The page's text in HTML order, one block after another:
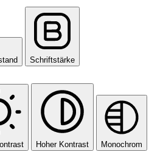
Schriftstärke
Hoher Kontrast Monochrom